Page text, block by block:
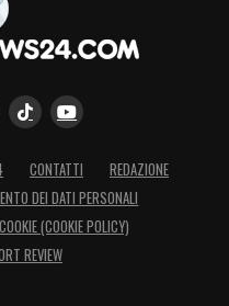
CONTATTI
REDAZIONE
DEI DATI PERSONALI
(COOKIE POLICY)
REVIEW